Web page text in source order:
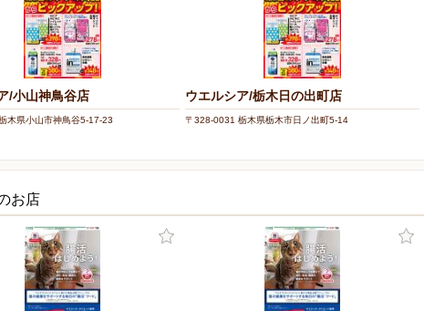
/小山神鳥谷店
木県小山市神鳥谷5-17-23
ウエルシア/栃木日の出町店
〒328-0031 栃木県栃木市日ノ出町5-14
お店